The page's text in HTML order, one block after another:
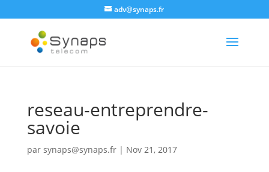
adv@synaps.fr
reseau-entreprendre-
savoie
par synaps@synaps.fr| Nov 21, 2017